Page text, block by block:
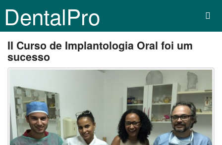
DentalPro
II Curso de Implantologia Oral foi um
sucesso